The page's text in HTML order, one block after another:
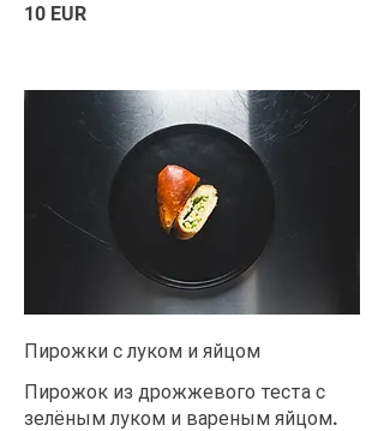
10 EUR
Пирожки с луком и яйцом
Пирожок из дрожжевого теста с
зелёным луком и вареным яйцом.